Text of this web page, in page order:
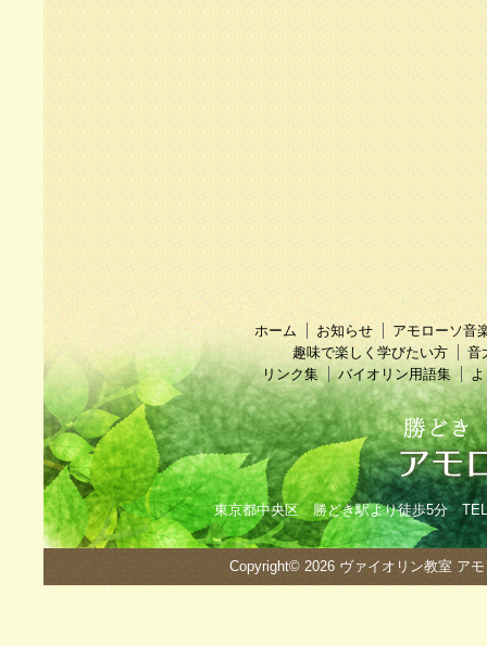
ホーム お知らせ
アモローソ音
趣味で楽しく学びたい方
音
リンク集
バイオリン用語集
東京都中央区 勝どき駅より徒歩5分
Copyright© 2026 ヴァイオリン教室 ア